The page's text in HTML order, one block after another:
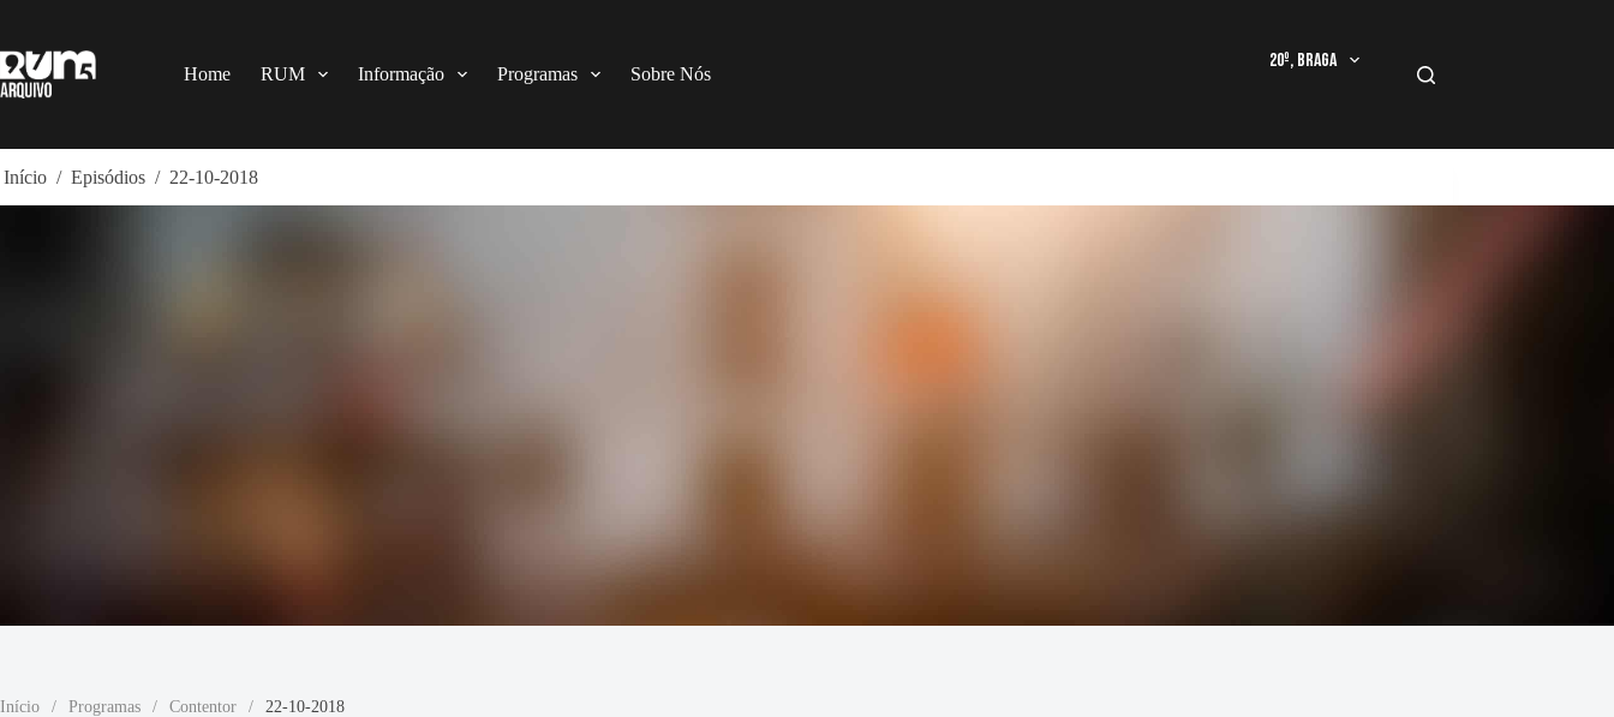
o
conteúdo
Home RUM Informação Programas Sobre Nós
20º, Braga
Início / Episódios / 22-10-2018
Início / Programas / Contentor / 22-10-2018